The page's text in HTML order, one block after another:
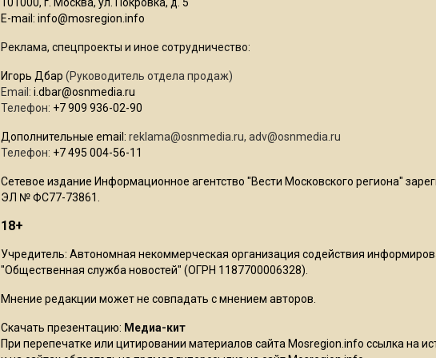
E-mail: info@mosregion.info
Реклама, спецпроекты и иное сотрудничество:
Игорь Дбар (Руководитель отдела продаж)
Email: i.dbar@osnmedia.ru
Телефон: +7 909 936-02-90
Дополнительные email: reklama@osnmedia.ru, adv@osnmedia.ru
Телефон: +7 495 004-56-11
Сетевое издание Информационное агентство "Вести Московского региона"
ЭЛ № ФС77-73861.
18+
Учредитель: Автономная некоммерческая организация содействия
"Общественная служба новостей" (ОГРН 1187700006328).
Мнение редакции может не совпадать с мнением авторов.
Скачать презентацию: Медиа-кит
При перепечатке или цитировании материалов сайта Mosregion.info ссылка на